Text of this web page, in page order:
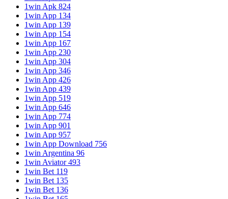
1win Apk 824
1win App 134
1win App 139
1win App 154
1win App 167
1win App 230
1win App 304
1win App 346
1win App 426
1win App 439
1win App 519
1win App 646
1win App 774
1win App 901
1win App 957
1win App Download 756
1win Argentina 96
1win Aviator 493
1win Bet 119
1win Bet 135
1win Bet 136